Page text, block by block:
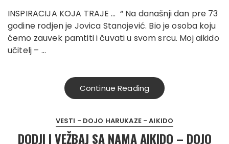
INSPIRACIJA KOJA TRAJE … “ Na današnji dan pre 73
godine rodjen je Jovica Stanojević. Bio je osoba koju
ćemo zauvek pamtiti i čuvati u svom srcu. Moj aikido
učitelj – …
Continue Reading
VESTI - DOJO HARUKAZE - AIKIDO
DODJI I VEŽBAJ SA NAMA AIKIDO – DOJO